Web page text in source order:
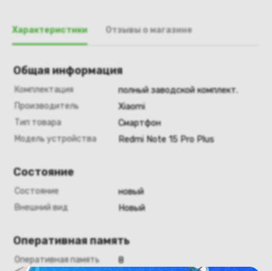
Характеристики Отзывы о магазине
Общая информация
Комплектация
полный заводской комплект.
Производитель
Xiaomi
Тип товара
Смартфон
Модель устройства
Redmi Note 15 Pro Plus
Состояние
Состояние
новый
Внешний вид
Новый
Оперативная память
Оперативная память 8